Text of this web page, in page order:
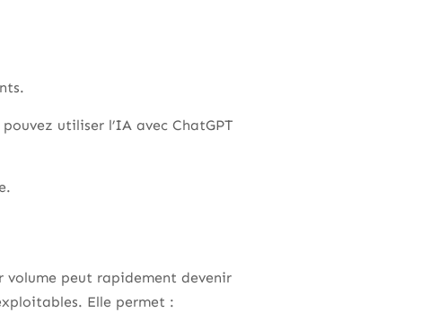
utiliser l’IA avec ChatGPT
peut rapidement devenir
Elle permet :